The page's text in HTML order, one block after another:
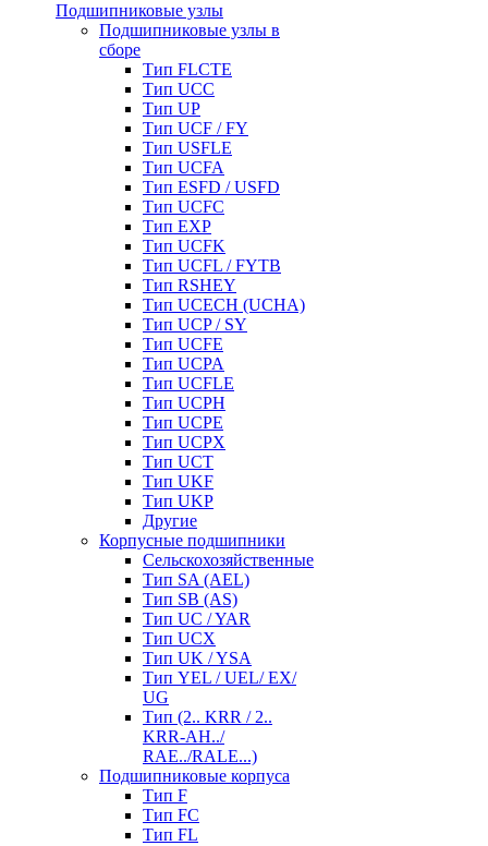
Подшипниковые узлы
Подшипниковые узлы в
сборе
Тип FLCTE
Тип UCC
Тип UP
Тип UCF / FY
Тип USFLE
Тип UCFA
Тип ESFD / USFD
Тип UCFC
Тип EXP
Тип UCFK
Тип UCFL / FYTB
Тип RSHEY
Тип UCECH (UCHA)
Тип UCP / SY
Тип UCFE
Тип UCPA
Тип UCFLE
Тип UCPH
Тип UCPE
Тип UCPX
Тип UCT
Тип UKF
Тип UKP
Другие
Корпусные подшипники
Сельскохозяйственные
Тип SA (AEL)
Тип SB (AS)
Тип UC / YAR
Тип UCX
Тип UK / YSA
Тип YEL / UEL/ EX/
UG
Тип (2.. KRR / 2..
KRR-AH../
RAE../RALE...)
Подшипниковые корпуса
Тип F
Тип FC
Тип FL